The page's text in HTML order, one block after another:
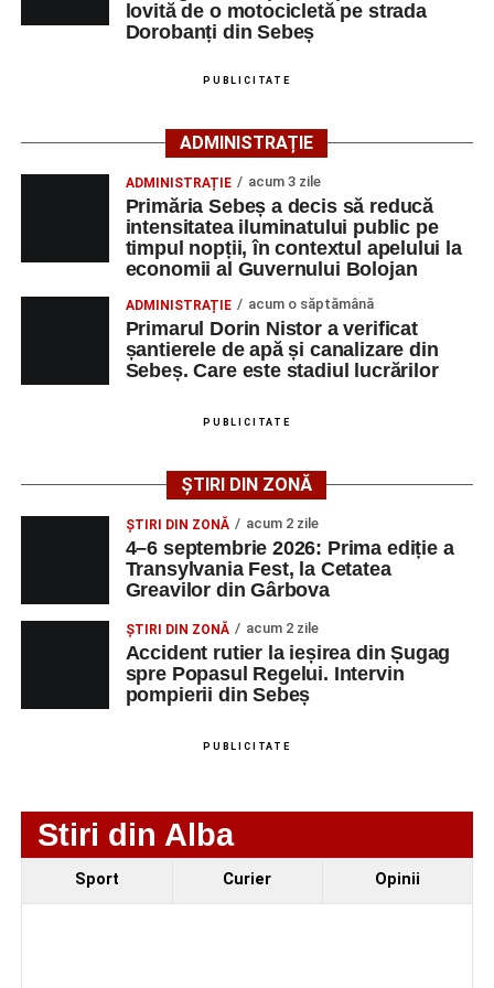
În urma impactului, femeia a suferit leziuni corporale
Motociclistul a fost testat cu aparatul etilotest, rezultatul
fiind negativ.
Polițiștii continuă cercetările pentru stabilirea tuturor
împrejurărilor în care s-a produs accidentul, în cadrul unui
dosar penal întocmit pentru săvârșirea infracțiunii de
vătămare corporală din culpă.
Ultimele știri din Sebeș
Investiție majoră în energie verde la Sebeș:
centrală solară de 67,4 MWp și baterii de 181 MWh
O nouă viață salvată de pompierii din Sebeș. Un
cățel a fost scos în siguranță de sub o stivă de
bușteni
spital după ce a fost lovită de o motocicletă pe
lovită de o motocicletă pe strada
Dorobanți din Sebeș
PUBLICITATE
ADMINISTRAȚIE
ADMINISTRAȚIE acum 3 zile
Primăria Sebeș a decis să reducă
intensitatea iluminatului public pe
timpul nopții, în contextul apelului la
economii al Guvernului Bolojan
ADMINISTRAȚIE acum o săptămână
Primarul Dorin Nistor a verificat
șantierele de apă și canalizare din
Sebeș. Care este stadiul lucrărilor
PUBLICITATE
ȘTIRI DIN ZONĂ
ȘTIRI DIN ZONĂ acum 2 zile
4–6 septembrie 2026: Prima ediție a
Transylvania Fest, la Cetatea
Greavilor din Gârbova
ȘTIRI DIN ZONĂ acum 2 zile
Accident rutier la ieșirea din Șugag
spre Popasul Regelui. Intervin
pompierii din Sebeș
PUBLICITATE
Stiri din Alba
Sport Curier Opinii